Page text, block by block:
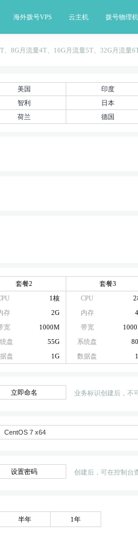
海外拨号VPS 云主机 拨号物理机
、8G月流量4T、16G月流量5T、32G月流
美国 印度
智利 日本
荷兰 德国
套餐2
1核
存
2G
宽
1000M
盘
55G
盘
1G
套餐3
CPU
2
内存
带宽
系统盘
数据盘
立即命名 业务标识创建后，不
设置密码 创建后，可在控制台
半年 1年